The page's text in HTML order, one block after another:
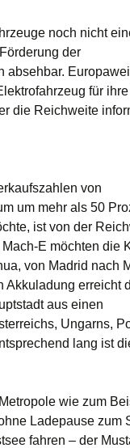
noch nicht
der
absehbar.
für
die Reichweite
von
um mehr als 50
ist von der
E möchten die
von Madrid nach
Akkuladung erreicht
aus einen
Ungarns,
lang ist
wie zum
Ladepause zum
fahren – der